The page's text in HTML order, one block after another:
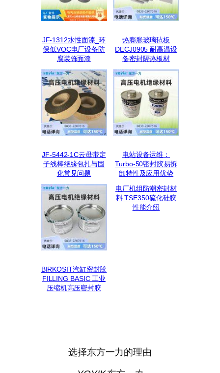
JF-1312水性面漆_环
保低VOC电厂设备防
腐装饰面漆
热膨胀玻璃毡板
DECJ0905 耐高温设
备密封隔热板材
JF-5442-1C云母带定
子线棒绝缘包扎与固
化常见问题
电站设备运维：
Turbo-50密封胶易拆
卸特性及应用优势
BIRKOSIT汽缸密封胶
FILLING BASIC 工业
压缩机高压密封胶
电厂机组防潮密封材
料 TSE350硫化硅胶
性能介绍
选择东方一力的理由